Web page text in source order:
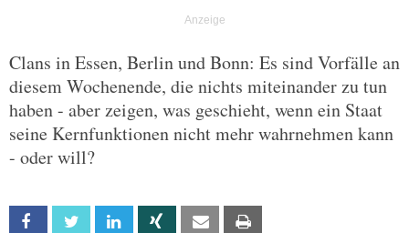
Clans in Essen, Berlin und Bonn: Es sind Vorfälle an
diesem Wochenende, die nichts miteinander zu tun
haben - aber zeigen, was geschieht, wenn ein Staat
seine Kernfunktionen nicht mehr wahrnehmen kann
- oder will?
Facebook Twitter Linkedin Xing Email